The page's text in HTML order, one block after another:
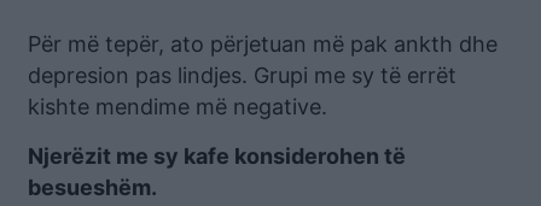
Për më tepër, ato përjetuan më pak ankth dhe
depresion pas lindjes. Grupi me sy të errët
kishte mendime më negative.
Njerëzit me sy kafe konsiderohen të
besueshëm.